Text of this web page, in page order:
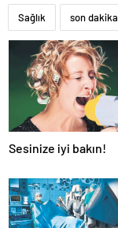
Sağlık son dakika
Sesinize iyi bakın!